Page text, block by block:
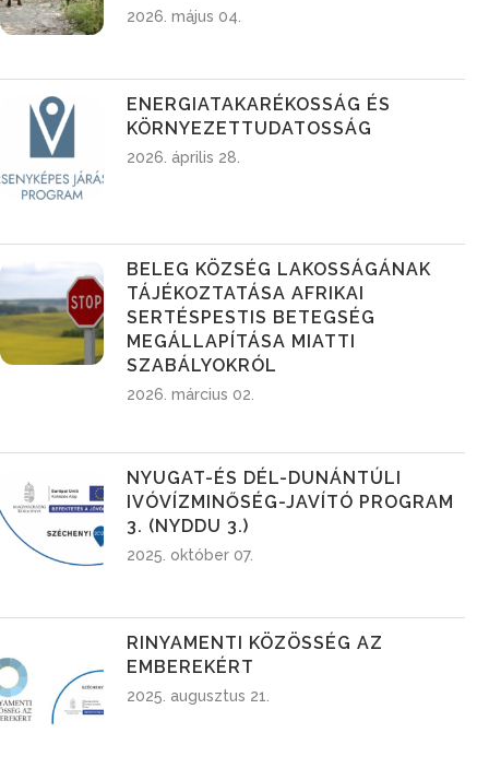
2026. május 04.
ENERGIATAKARÉKOSSÁG ÉS
KÖRNYEZETTUDATOSSÁG
2026. április 28.
BELEG KÖZSÉG LAKOSSÁGÁNAK
TÁJÉKOZTATÁSA AFRIKAI
SERTÉSPESTIS BETEGSÉG
MEGÁLLAPÍTÁSA MIATTI
SZABÁLYOKRÓL
2026. március 02.
NYUGAT-ÉS DÉL-DUNÁNTÚLI
IVÓVÍZMINŐSÉG-JAVÍTÓ PROGRAM
3. (NYDDU 3.)
2025. október 07.
RINYAMENTI KÖZÖSSÉG AZ
EMBEREKÉRT
2025. augusztus 21.